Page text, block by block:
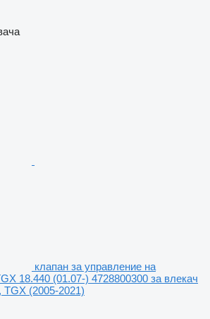
клапан за управление на
18.440 (01.07-) 4728800300 за влекач
(2005-2021)